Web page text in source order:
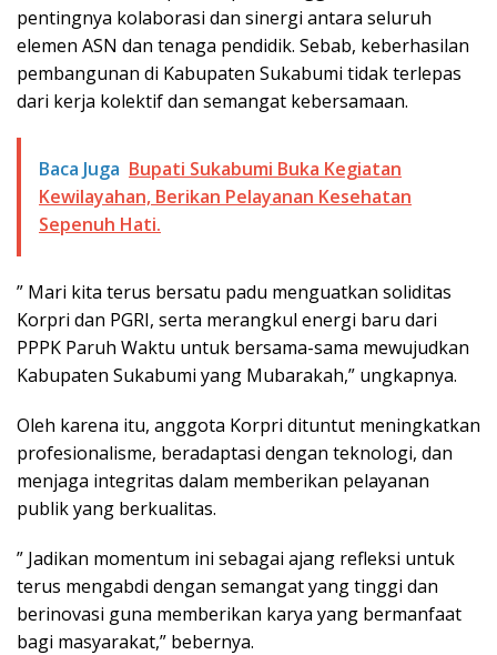
pentingnya kolaborasi dan sinergi antara seluruh
elemen ASN dan tenaga pendidik. Sebab, keberhasilan
pembangunan di Kabupaten Sukabumi tidak terlepas
dari kerja kolektif dan semangat kebersamaan.
Baca Juga Bupati Sukabumi Buka Kegiatan
Kewilayahan, Berikan Pelayanan Kesehatan
Sepenuh Hati.
” Mari kita terus bersatu padu menguatkan soliditas
Korpri dan PGRI, serta merangkul energi baru dari
PPPK Paruh Waktu untuk bersama-sama mewujudkan
Kabupaten Sukabumi yang Mubarakah,” ungkapnya.
Oleh karena itu, anggota Korpri dituntut meningkatkan
profesionalisme, beradaptasi dengan teknologi, dan
menjaga integritas dalam memberikan pelayanan
publik yang berkualitas.
” Jadikan momentum ini sebagai ajang refleksi untuk
terus mengabdi dengan semangat yang tinggi dan
berinovasi guna memberikan karya yang bermanfaat
bagi masyarakat,” bebernya.